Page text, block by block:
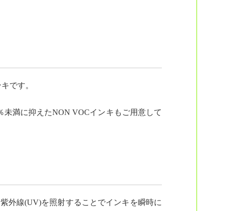
です。
満に抑えたNON VOCインキもご用意して
外線(UV)を照射することでインキを瞬時に